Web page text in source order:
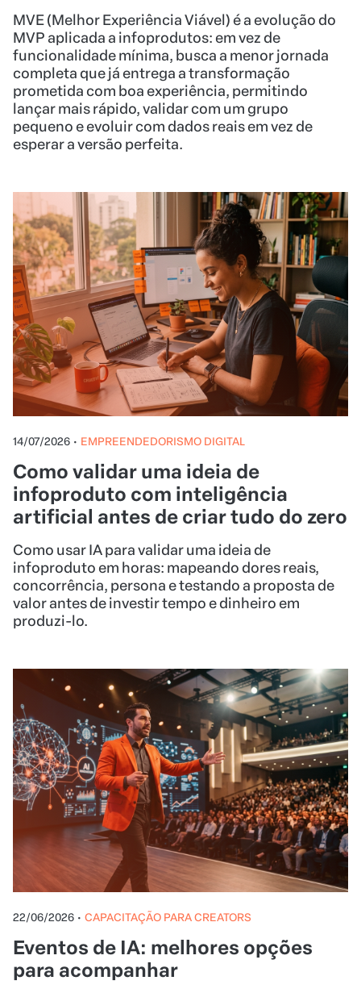
MVE (Melhor Experiência Viável) é a evolução do
MVP aplicada a infoprodutos: em vez de
funcionalidade mínima, busca a menor jornada
completa que já entrega a transformação
prometida com boa experiência, permitindo
lançar mais rápido, validar com um grupo
pequeno e evoluir com dados reais em vez de
esperar a versão perfeita.
14/07/2026 • EMPREENDEDORISMO DIGITAL
Como validar uma ideia de
infoproduto com inteligência
artificial antes de criar tudo do zero
Como usar IA para validar uma ideia de
infoproduto em horas: mapeando dores reais,
concorrência, persona e testando a proposta de
valor antes de investir tempo e dinheiro em
produzi-lo.
22/06/2026 • CAPACITAÇÃO PARA CREATORS
Eventos de IA: melhores opções
para acompanhar